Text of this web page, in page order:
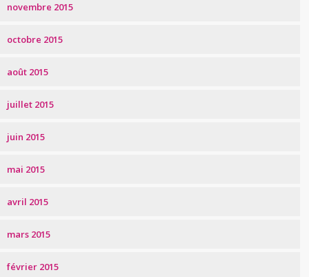
novembre 2015
octobre 2015
août 2015
juillet 2015
juin 2015
mai 2015
avril 2015
mars 2015
février 2015